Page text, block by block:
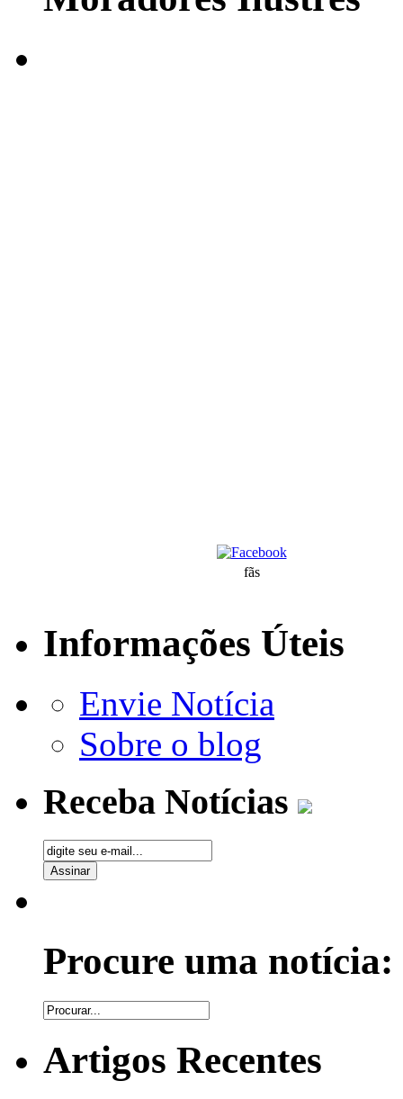
fãs
Informações Úteis
Envie Notícia
Sobre o blog
Receba Notícias
Procure uma notícia:
Artigos Recentes